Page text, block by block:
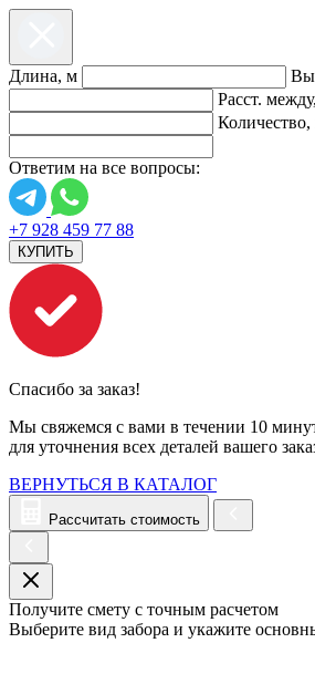
Длина, м
Расст.
Ответим на все вопросы:
+7 928 459 77 88
КУПИТЬ
Спасибо за заказ!
Мы свяжемся с вами в течении 10
для уточнения всех деталей вашего
ВЕРНУТЬСЯ В КАТАЛОГ
Рассчитать стоимость
Получите смету с точным расчетом
Выберите вид забора и укажите